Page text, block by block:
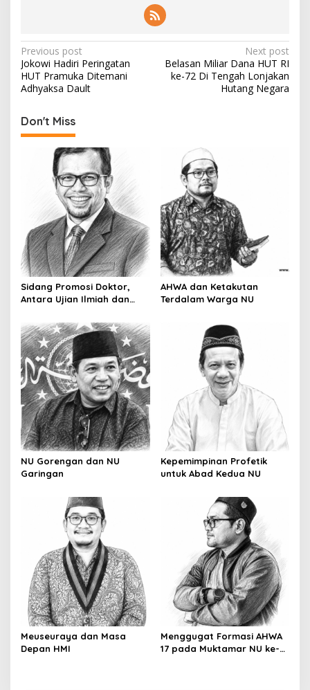
P
o
s
t
n
a
t
i
o
n
Previous post
Jokowi Hadiri Peringatan
HUT Pramuka Ditemani
Adhyaksa Dault
Next post
Belasan Miliar Dana HUT RI
ke-72 Di Tengah Lonjakan
Hutang Negara
Don't Miss
Sidang Promosi Doktor,
Antara Ujian Ilmiah dan
AHWA dan Ketakutan
Terdalam Warga NU
NU Gorengan dan NU
Garingan
Kepemimpinan Profetik
untuk Abad Kedua NU
Meuseuraya dan Masa
Depan HMI
Menggugat Formasi AHWA
17 pada Muktamar NU ke-